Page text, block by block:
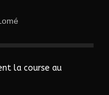
la course au